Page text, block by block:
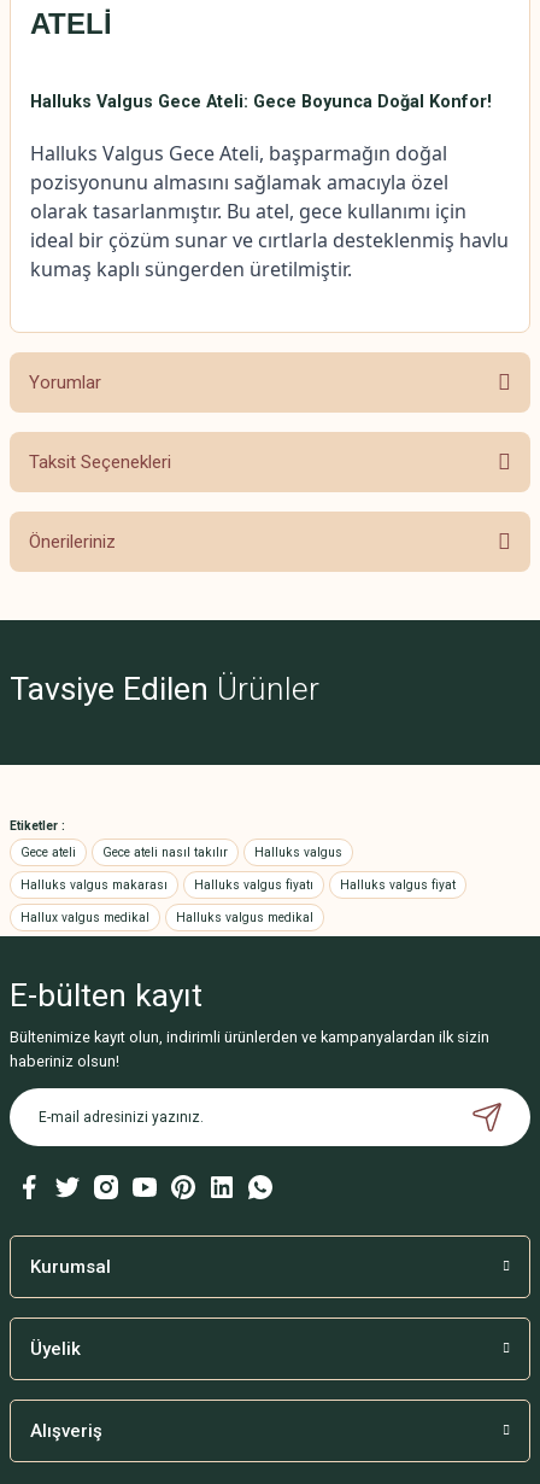
ATELİ
Halluks Valgus Gece Ateli: Gece Boyunca Doğal Konfor!
Halluks Valgus Gece Ateli, başparmağın doğal
pozisyonunu almasını sağlamak amacıyla özel
olarak tasarlanmıştır. Bu atel, gece kullanımı için
ideal bir çözüm sunar ve cırtlarla desteklenmiş havlu
kumaş kaplı süngerden üretilmiştir.
Yorumlar
Bu ürüne ilk yorumu siz yapın!
Taksit Seçenekleri
Önerileriniz
Görüş ve önerileriniz için teşekkür ederiz.
Ürün fiyatı diğer sitelerden daha pahalı.
Bu ürüne benzer farklı alternatifler olmalı.
Gönder
Tavsiye Edilen Ürünler
Parmak Arası Makara Silikon
284,63 TL
Metetarsal Ped Çift
365,70 TL
501,18 TL
Etiketler :
Gece ateli
Gece ateli nasıl takılır Halluks valgus
Halluks valgus makarası Halluks valgus fiyatı Halluks valgus fiyat
Hallux valgus medikal Halluks valgus medikal
E-bülten kayıt
Bültenimize kayıt olun, indirimli ürünlerden ve kampanyalardan ilk sizin
haberiniz olsun!
Kurumsal
Üyelik
Alışveriş